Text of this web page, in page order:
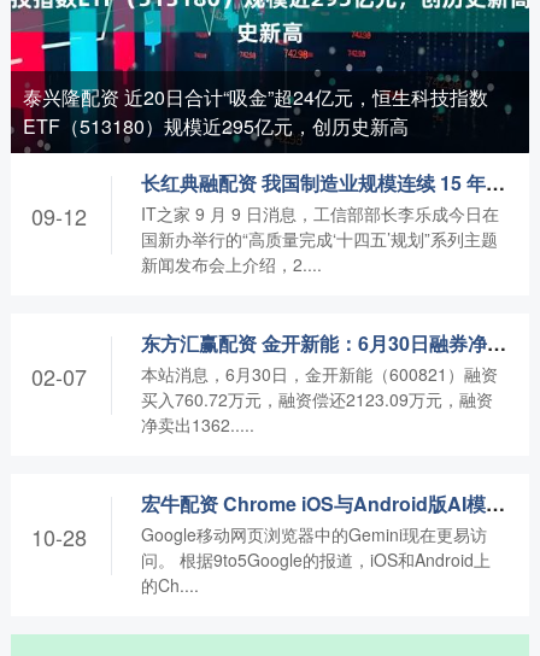
泰兴隆配资 近20日合计“吸金”超24亿元，恒生科技指数
ETF（513180）规模近295亿元，创历史新高
长红典融配资 我国制造业规模连续 15 年保持全球第一，“十四五”期间增长贡献率超 30%
IT之家 9 月 9 日消息，工信部部长李乐成今日在
国新办举行的“高质量完成‘十四五’规划”系列主题
新闻发布会上介绍，2....
09-12
东方汇赢配资 金开新能：6月30日融券净卖出300股，连续3日累计净卖出3200股
本站消息，6月30日，金开新能（600821）融资
买入760.72万元，融资偿还2123.09万元，融资
净卖出1362.....
02-07
宏牛配资 Chrome iOS与Android版AI模式快捷键，让搜索更快更智能！
Google移动网页浏览器中的Gemini现在更易访
问。 根据9to5Google的报道，iOS和Android上
的Ch....
10-28